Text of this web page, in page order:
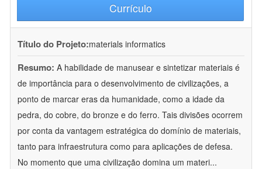
Currículo
Título do Projeto:materials informatics
Resumo: A habilidade de manusear e sintetizar materiais é
de importância para o desenvolvimento de civilizações, a
ponto de marcar eras da humanidade, como a idade da
pedra, do cobre, do bronze e do ferro. Tais divisões ocorrem
por conta da vantagem estratégica do domínio de materiais,
tanto para infraestrutura como para aplicações de defesa.
No momento que uma civilização domina um materi...